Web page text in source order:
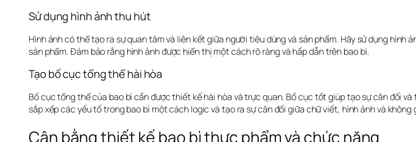
Sử dụng hình ảnh thu hút
Hình ảnh có thể tạo ra sự quan tâm và liên kết giữa người tiêu dùng và sản phẩm. Hãy sử dụng hình
sản phẩm. Đảm bảo rằng hình ảnh được hiển thị một cách rõ ràng và hấp dẫn trên bao bì.
Tạo bố cục tổng thể hài hòa
Bố cục tổng thể của bao bì cần được thiết kế hài hòa và trực quan. Bố cục tốt giúp tạo sự cân đối
sắp xếp các yếu tố trong bao bì một cách logic và tạo ra sự cân đối giữa chữ viết, hình ảnh và không
Cân bằng thiết kế bao bì thực phẩm và chức năng